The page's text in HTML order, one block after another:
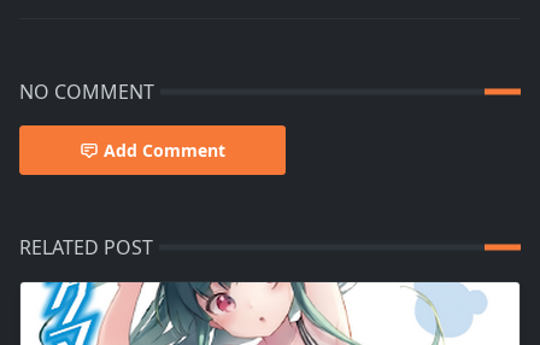
NO COMMENT
Add Comment
RELATED POST